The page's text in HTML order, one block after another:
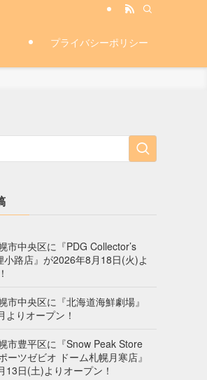
プライバシーポリシー
市中央区に『PDG Collector’s
小路店』が2026年8月18日(火)よ
市中央区に『北海道海鮮劇場』
よりオープン！
市豊平区に『Snow Peak Store
ーツゼビオ ドーム札幌月寒店』
13日(土)よりオープン！